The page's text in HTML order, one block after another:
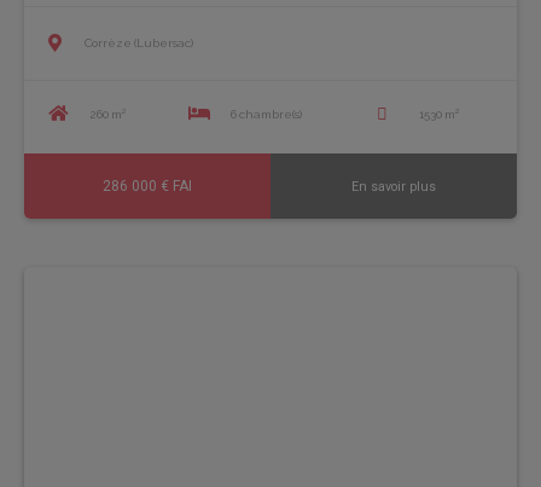
Corrèze (Lubersac)
260 m² 6 chambre(s) 1530 m²
286 000 € FAI En savoir plus